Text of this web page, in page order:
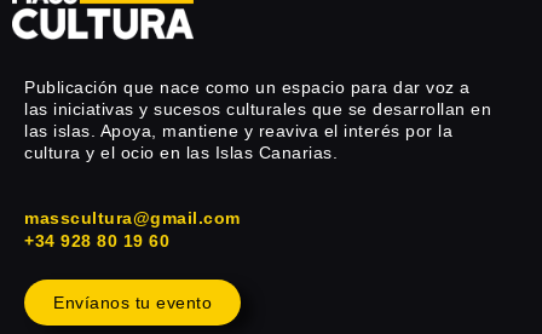
Publicación que nace como un espacio para dar voz a
las iniciativas y sucesos culturales que se desarrollan en
las islas. Apoya, mantiene y reaviva el interés por la
cultura y el ocio en las Islas Canarias.
masscultura@gmail.com
+34 928 80 19 60
Envíanos tu evento